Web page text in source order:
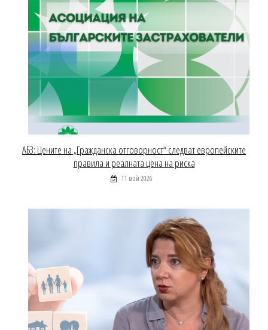
АБЗ: Цените на „Гражданска отговорност“ следват европейските
правила и реалната цена на риска
11 май 2026